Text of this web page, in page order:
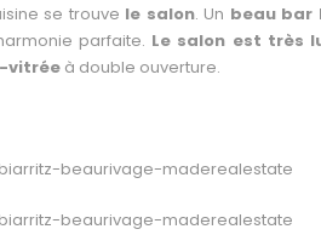
se trouve le salon. Un beau bar
parfaite. Le salon est très
vitrée à double ouverture.